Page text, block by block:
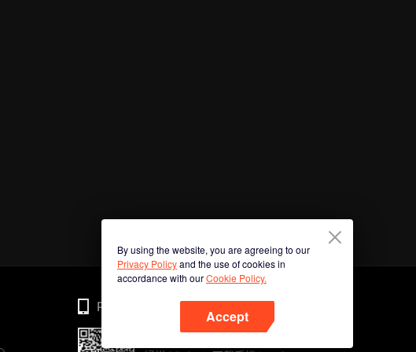
By using the website, you are agreeing to our
Privacy Policyand the use of cookies in
accordance with ourCookie Policy.
Accept
Phone